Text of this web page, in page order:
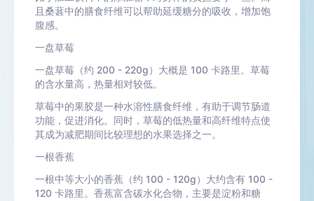
且桑葚中的膳食纤维可以帮助延缓糖分的吸收，增加饱
腹感。
一盘草莓
一盘草莓（约 200 - 220g）大概是 100 卡路里。草莓
的含水量高，热量相对较低。
草莓中的果胶是一种水溶性膳食纤维，有助于调节肠道
功能，促进消化。同时，草莓的低热量和高纤维特点使
其成为减肥期间比较理想的水果选择之一。
一根香蕉
一根中等大小的香蕉（约 100 - 120g）大约含有 100 -
120 卡路里。香蕉富含碳水化合物，主要是淀粉和糖